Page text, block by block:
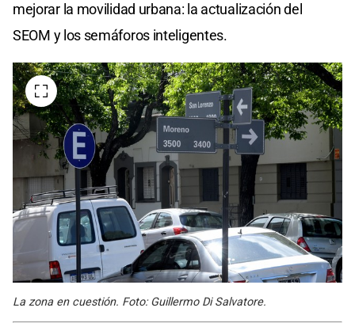
mejorar la movilidad urbana: la actualización del
SEOM y los semáforos inteligentes.
La zona en cuestión. Foto: Guillermo Di Salvatore.